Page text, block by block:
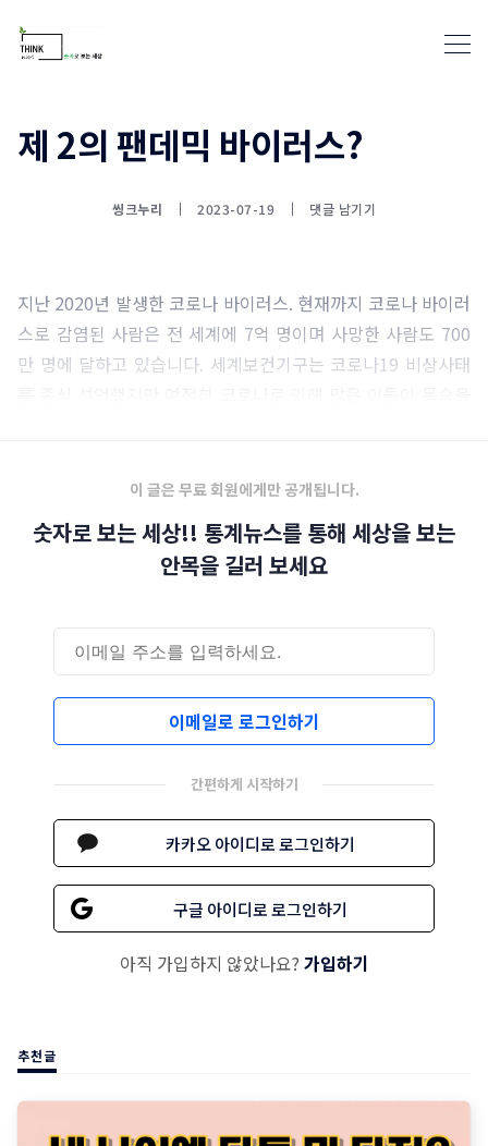
제 2의 팬데믹 바이러스?
씽크누리 2023-07-19 댓글 남기기
지난 2020년 발생한 코로나 바이러스. 현재까지 코로나 바이러
스로 감염된 사람은 전 세계에 7억 명이며 사망한 사람도 700
만 명에 달하고 있습니다. 세계보건기구는 코로나19 비상사태
이 글은 무료 회원에게만 공개됩니다.
숫자로 보는 세상!! 통계뉴스를 통해 세상을 보는
안목을 길러 보세요
이메일로 로그인하기
간편하게 시작하기
카카오 아이디로 로그인하기
구글 아이디로 로그인하기
아직 가입하지 않았나요? 가입하기
추천글